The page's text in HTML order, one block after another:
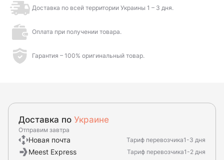
Доставка по всей территории Украины 1 – 3 дня.
Оплата при получении товара.
Гарантия – 100% оригинальный товар.
Доставка по Украине
Отправим завтра
Новая почта Тариф перевозчика1-3 дня
Meest Express Тариф перевозчика1-2 дня